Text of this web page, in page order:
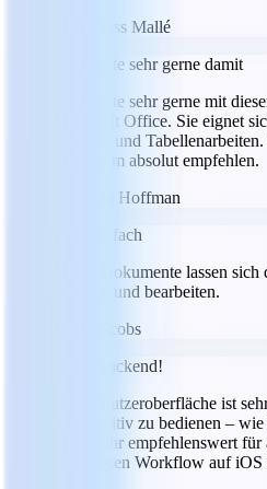
Labass Mallé
Ich arbeite sehr gerne damit
Ich arbeite sehr gerne mit
Microsoft Office. Sie eignet
Schreib- und
Programm absolut empfehlen.
Ryan Hoffman
Total einfach
Meine Dokumente lassen
erstellen und bearbeiten.
Jeff Jacobs
Beeindruckend!
Die Benutzeroberfläche ist
sehr intuitiv zu bedienen –
Mac. Sehr empfehlenswert
optimierten Workflow auf iOS